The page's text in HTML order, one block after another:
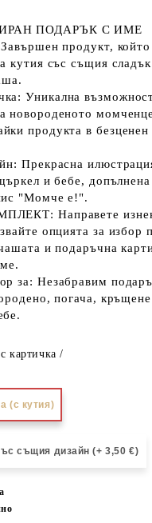
ПОДАРЪК С ИМЕ
Завършен продукт, който
кутия със същия
.
Уникална
новороденото
продукта в безценен
Прекрасна
и бебе, допълнена
"Момче е!".
Направете
опцията за избор
и подаръчна
за: Незабравим
погача,
картичка /
(с кутия)
същия дизайн (+ 3,50 €)